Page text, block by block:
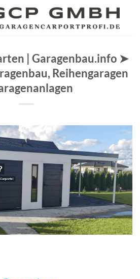
| Garagenbau.info ➤
Reihengaragen